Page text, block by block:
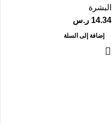
البشرة
14.34 ر.س
إضافة إلى السلة